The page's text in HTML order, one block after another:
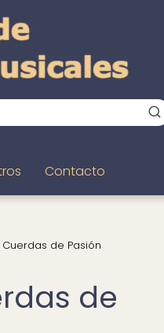
Contacto
de Pasión
de